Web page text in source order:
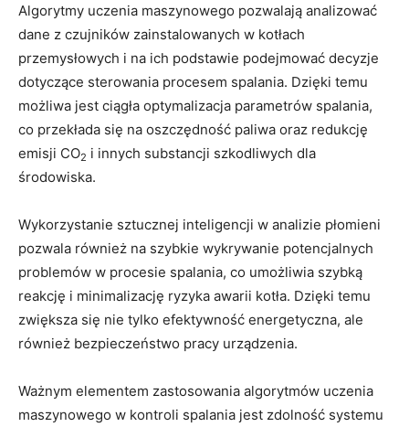
Algorytmy uczenia maszynowego pozwalają analizować
‍dane ⁣z czujników​ zainstalowanych ‌w kotłach⁣
przemysłowych ‌i na ich podstawie podejmować decyzje
dotyczące sterowania ​procesem spalania. Dzięki temu
możliwa⁣ jest⁣ ciągła⁢ optymalizacja parametrów spalania,
co przekłada się ⁣na oszczędność paliwa oraz redukcję
emisji CO2 i innych ⁢substancji⁤ szkodliwych‌ dla‍
środowiska.
Wykorzystanie ​sztucznej inteligencji w⁣ analizie płomieni
pozwala⁢ również na ⁤szybkie⁣ wykrywanie potencjalnych
problemów w procesie spalania, co⁣ umożliwia szybką
⁢reakcję ​i minimalizację​ ryzyka‌ awarii​ kotła. ‌Dzięki temu
zwiększa się nie⁢ tylko ​efektywność energetyczna, ale⁢
również bezpieczeństwo pracy ‌urządzenia.
Ważnym elementem‌ zastosowania algorytmów‌ uczenia
maszynowego w⁣ kontroli spalania jest⁣ zdolność systemu